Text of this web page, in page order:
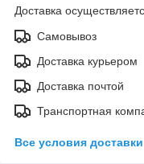
Доставка
Самовывоз
Доставка курьером
Доставка почтой
Транспортная
Все условия доставки